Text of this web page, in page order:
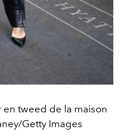
tweed de la maison
Getty Images